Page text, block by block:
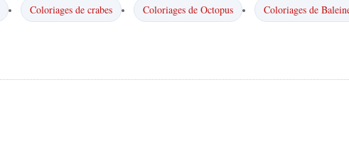
Coloriages de crabes Coloriages de Octopus Coloriages de